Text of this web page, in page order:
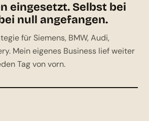
eingesetzt. Selbst bei
null angefangen.
für Siemens, BMW, Audi,
Mein eigenes Business lief weiter
Tag von vorn.